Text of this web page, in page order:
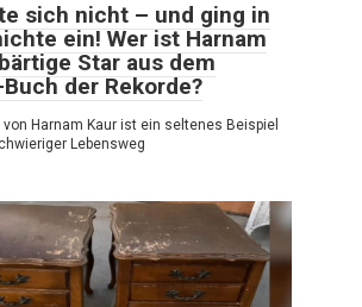
sich nicht – und ging in
ein! Wer ist Harnam
Star aus dem
der Rekorde?
Harnam Kaur ist ein seltenes Beispiel
Lebensweg